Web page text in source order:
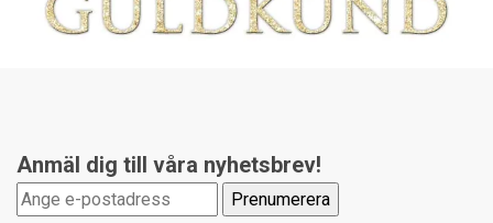
Anmäl dig till våra nyhetsbrev!